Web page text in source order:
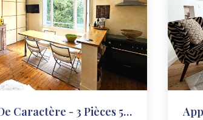
Appartement De Caractère - 3 Pièces 57 M²